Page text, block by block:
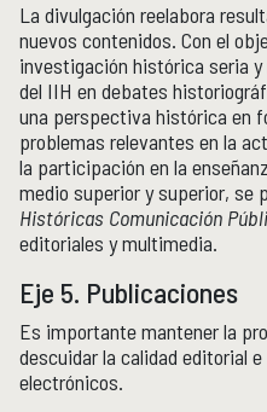
La divulgación reelabora
nuevos contenidos. Con el
investigación histórica seria
del IIH en debates
una perspectiva histórica en
problemas relevantes en la
la participación en la
medio superior y superior, se
Históricas Comunicación
editoriales y multimedia.
Eje 5. Publicaciones
Es importante mantener la
descuidar la calidad editorial
electrónicos.